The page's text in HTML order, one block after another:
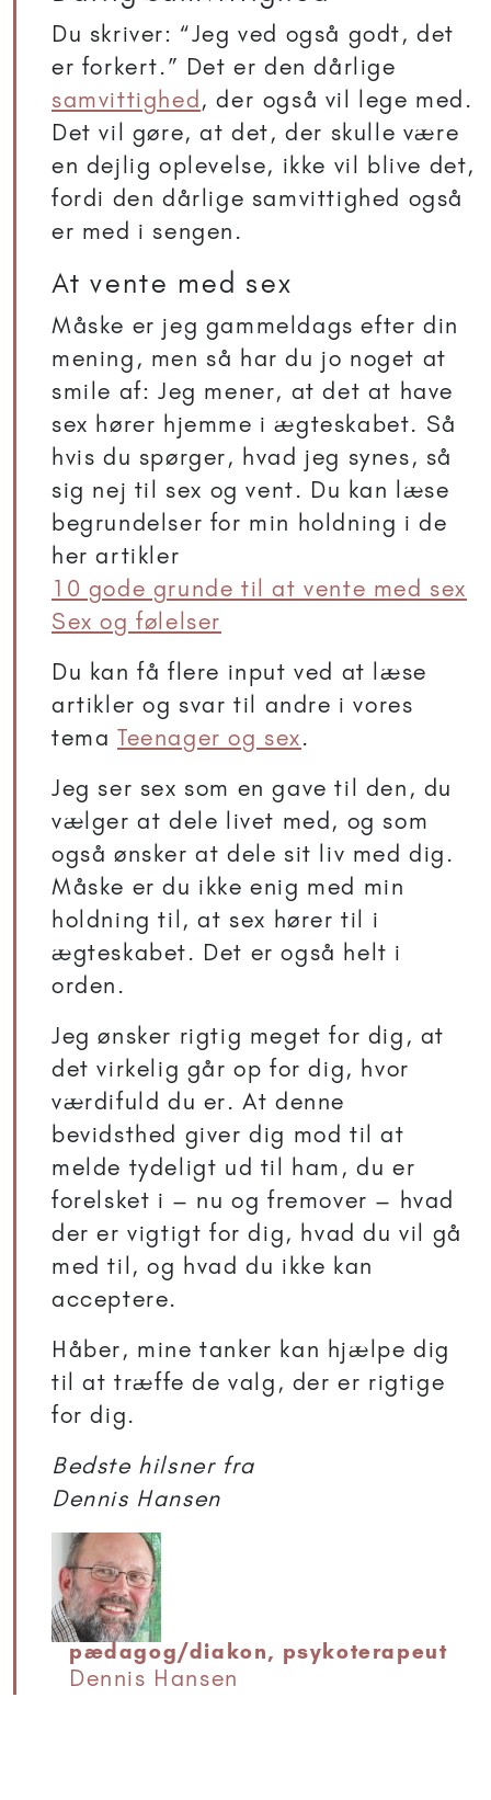
Du skriver: “Jeg ved også godt, det
er forkert.” Det er den dårlige
samvittighed , der også vil lege med.
Det vil gøre, at det, der skulle være
en dejlig oplevelse, ikke vil blive det,
fordi den dårlige samvittighed også
er med i sengen.
At vente med sex
Måske er jeg gammeldags efter din
mening, men så har du jo noget at
smile af: Jeg mener, at det at have
sex hører hjemme i ægteskabet. Så
hvis du spørger, hvad jeg synes, så
sig nej til sex og vent. Du kan læse
begrundelser for min holdning i de
her artikler
10 gode grunde til at vente med sex
Sex og følelser
Du kan få flere input ved at læse
artikler og svar til andre i vores
tema Teenager og sex.
Jeg ser sex som en gave til den, du
vælger at dele livet med, og som
også ønsker at dele sit liv med dig.
Måske er du ikke enig med min
holdning til, at sex hører til i
ægteskabet. Det er også helt i
orden.
Jeg ønsker rigtig meget for dig, at
det virkelig går op for dig, hvor
værdifuld du er. At denne
bevidsthed giver dig mod til at
melde tydeligt ud til ham, du er
forelsket i – nu og fremover – hvad
der er vigtigt for dig, hvad du vil gå
med til, og hvad du ikke kan
acceptere.
Håber, mine tanker kan hjælpe dig
til at træffe de valg, der er rigtige
for dig.
Bedste hilsner fra
Dennis Hansen
pædagog/diakon, psykoterapeut
Dennis Hansen